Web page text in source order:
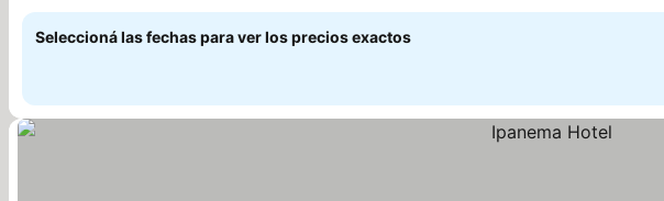
Seleccioná las fechas para ver los precios exactos